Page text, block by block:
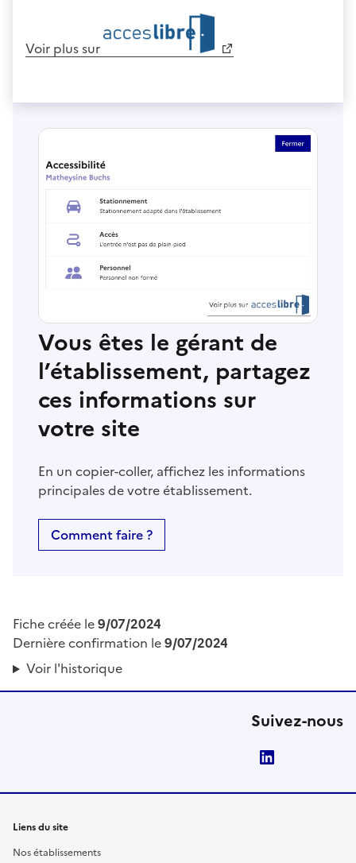
Voir plus sur
Vous êtes le gérant de
l’établissement, partagez
ces informations sur
votre site
En un copier-coller, affichez les informations
principales de votre établissement.
Comment faire ?
Fiche créée le9/07/2024
Dernière confirmation le9/07/2024
Voir l'historique
Suivez-nous
Liens du site
Nos établissements